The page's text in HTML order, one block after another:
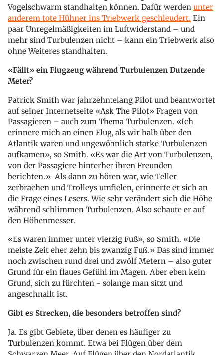
Vogelschwarm standhalten können. Dafür werden unter
anderem tote Hühner ins Triebwerk geschleudert. Ein
paar Unregelmäßigkeiten im Luftwiderstand – und
mehr sind Turbulenzen nicht – kann ein Triebwerk also
ohne Weiteres standhalten.
«Fällt» ein Flugzeug während Turbulenzen Dutzende
Meter?
Patrick Smith war jahrzehntelang Pilot und beantwortet
auf seiner Internetseite «Ask The Pilot» Fragen von
Passagieren – auch zum Thema Turbulenzen. «Ich
erinnere mich an einen Flug, als wir halb über den
Atlantik waren und ungewöhnlich starke Turbulenzen
aufkamen», so Smith. «Es war die Art von Turbulenzen,
von der Passagiere hinterher ihren Freunden
berichten.» Als dann zu hören war, wie Teller
zerbrachen und Trolleys umfielen, erinnerte er sich an
die Frage eines Lesers. Wie sehr verändert sich die Höhe
während schlimmen Turbulenzen. Also schaute er auf
den Höhenmesser.
«Es waren immer unter vierzig Fuß», so Smith. «Die
meiste Zeit eher zehn bis zwanzig Fuß.» Das sind immer
noch zwischen rund drei und zwölf Metern – also guter
Grund für ein flaues Gefühl im Magen. Aber eben kein
Grund, sich zu fürchten - solange man sitzt und
angeschnallt ist.
Gibt es Strecken, die besonders betroffen sind?
Ja. Es gibt Gebiete, über denen es häufiger zu
Turbulenzen kommt. Etwa bei Flügen über dem